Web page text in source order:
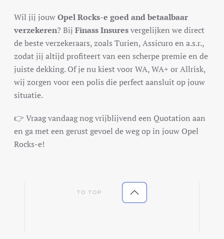
Wil jij jouwOpel Rocks-e goed and betaalbaar
verzekeren? Bij Finass Insuresvergelijken we direct
de beste verzekeraars, zoals Turien, Assicuro en a.s.r.,
zodat jij altijd profiteert van een scherpe premie en de
juiste dekking. Of je nu kiest voor WA, WA+ or Allrisk,
wij zorgen voor een polis die perfect aansluit op jouw
situatie.
👉 Vraag vandaag nog vrijblijvend een Quotation aan
en ga met een gerust gevoel de weg op in jouw Opel
Rocks-e!
TO TOP